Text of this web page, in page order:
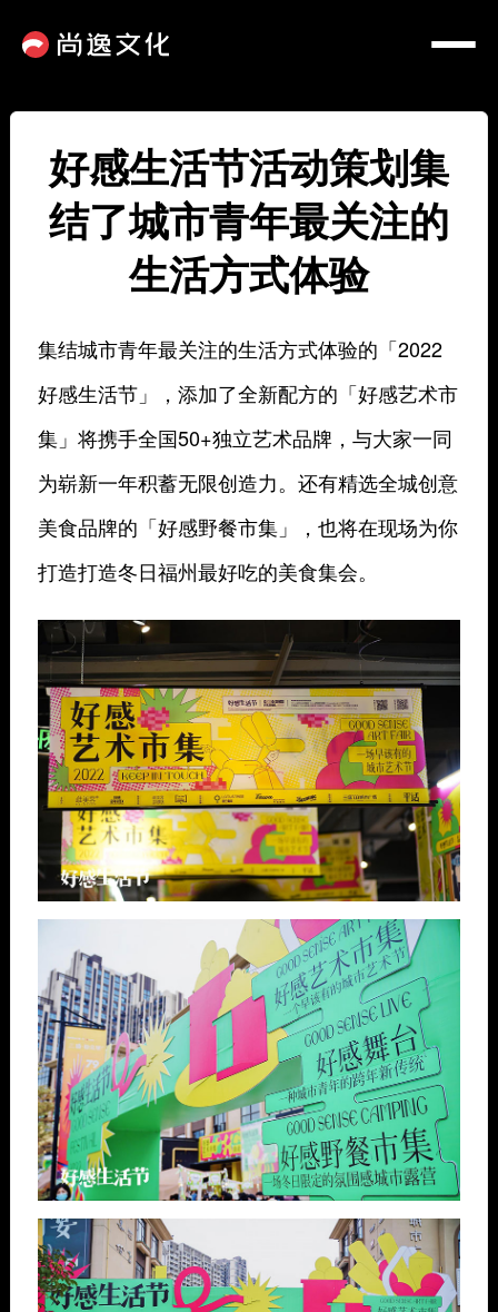
好感生活节活动策划集
结了城市青年最关注的
生活方式体验
集结城市青年最关注的生活方式体验的「2022
好感生活节」，添加了全新配方的「好感艺术市
集」将携手全国50+独立艺术品牌，与大家一同
为崭新一年积蓄无限创造力。还有精选全城创意
美食品牌的「好感野餐市集」，也将在现场为你
打造打造冬日福州最好吃的美食集会。